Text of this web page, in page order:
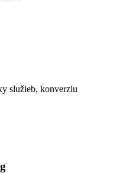
služieb, konverziu